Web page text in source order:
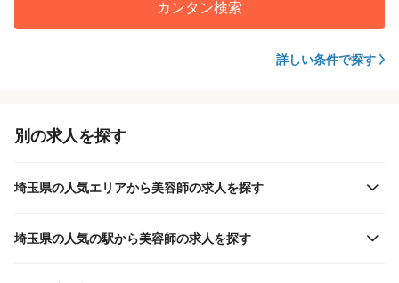
カンタン検索
詳しい条件で探す
別の求人を探す
埼玉県の人気エリアから美容師の求人を探す
埼玉県の人気の駅から美容師の求人を探す